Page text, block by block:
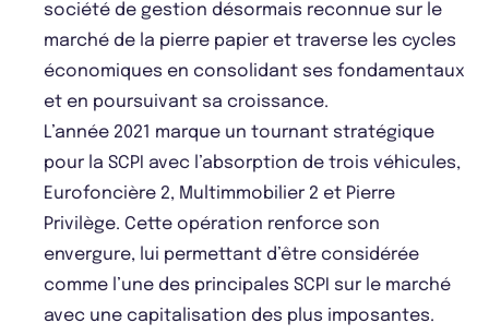
société de gestion désormais reconnue sur le
marché de la pierre papier et traverse les cycles
économiques en consolidant ses fondamentaux
et en poursuivant sa croissance.
L’année 2021 marque un tournant stratégique
pour la SCPI avec l’absorption de trois véhicules,
Eurofoncière 2, Multimmobilier 2 et Pierre
Privilège. Cette opération renforce son
envergure, lui permettant d’être considérée
comme l’une des principales SCPI sur le marché
avec une capitalisation des plus imposantes.